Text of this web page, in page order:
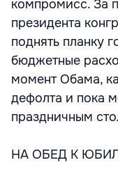
компромисс. За
президента
поднять планку
бюджетные
момент Обама,
дефолта и пока
праздничным
НА ОБЕД К